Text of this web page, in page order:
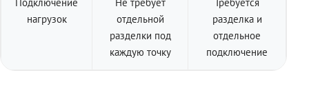
нагрузок
отдельной
разделки под
каждую точку
разделка и
отдельное
подключение